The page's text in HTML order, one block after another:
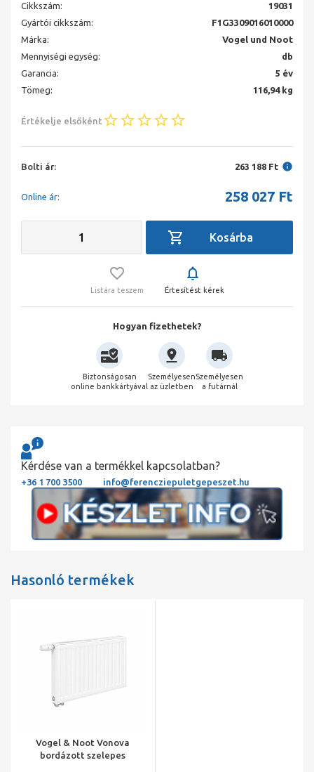
Cikkszám:
19031
Gyártói cikkszám:
F1G3309016010000
Márka:
Vogel und Noot
Mennyiségi egység:
db
Garancia:
5 év
Tömeg:
116,94 kg
Értékelje elsőként
Bolti ár: 263 188 Ft
Online ár: 258 027 Ft
Listára teszem Értesítést kérek
Hogyan fizethetek?
Biztonságosan
online bankkártyával
Személyesen
az üzletben
Személyesen
a futárnál
Kérdése van a termékkel kapcsolatban?
+36 1 700 3500 info@ferencziepuletgepeszet.hu
Hasonló termékek
Vogel & Noot Vonova
bordázott szelepes